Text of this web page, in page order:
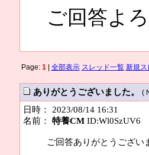
ご回答よ
Page: 1| 全部表示 スレッド一覧 新規ス
ありがとうございました。 (
日時： 2023/08/14 16:31
名前： 特養CMID:Wl0SzUV6
ご回答ありがとうござい